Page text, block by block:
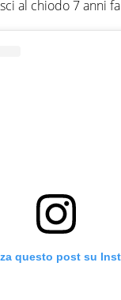
al chiodo 7 anni
questo post su